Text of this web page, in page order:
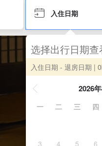
入住日期
选择出行日期查
入住日期 - 退房日期 |
2026
一 二 三 四
3
4 5 6